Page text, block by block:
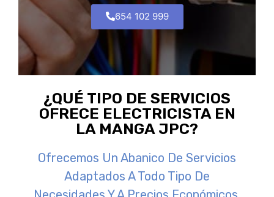
654 102 999
¿QUÉ TIPO DE SERVICIOS
OFRECE ELECTRICISTA EN
LA MANGA JPC?
Ofrecemos Un Abanico De Servicios
Adaptados A Todo Tipo De